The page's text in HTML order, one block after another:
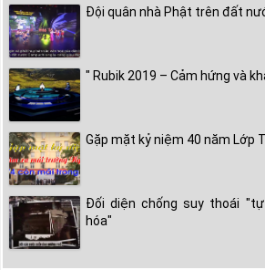
Đội quân nhà Phật trên đất
" Rubik 2019 – Cảm hứng và
Gặp mặt kỷ niệm 40 năm Lớp
Đối diện chống suy thoái
hóa"